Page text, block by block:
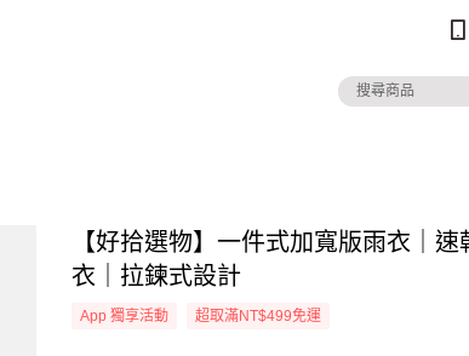
【好拾選物】一件式加寬版雨衣｜速
衣｜拉鍊式設計
App 獨享活動 超取滿NT$499免運